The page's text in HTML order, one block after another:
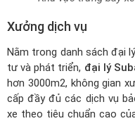
Xưởng dịch vụ
Nằm trong danh sách đại
tư và phát triển, đại lý
hơn 3000m2, không gian
cấp đầy đủ các dịch vụ
xe theo tiêu chuẩn cao